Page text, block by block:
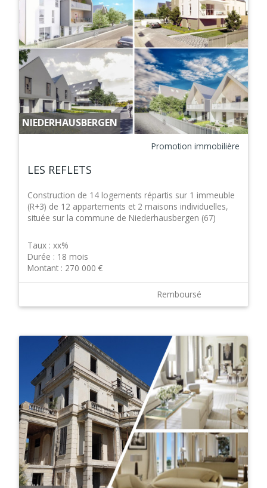
NIEDERHAUSBERGEN
Promotion immobilière
LES REFLETS
Construction de 14 logements répartis sur 1 immeuble
(R+3) de 12 appartements et 2 maisons individuelles,
située sur la commune de Niederhausbergen (67)
Taux : xx%
Durée : 18 mois
Montant : 270 000 €
Remboursé